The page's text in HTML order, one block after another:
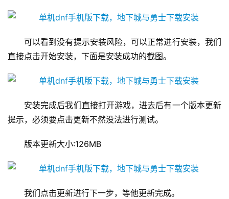
可以看到没有提示安装风险，可以正常进行安装，我们
直接点击开始安装，下面是安装成功的截图。
安装完成后我们直接打开游戏，进去后有一个版本更新
提示，必须要点击更新不然没法进行测试。
版本更新大小:126MB
我们点击更新进行下一步，等他更新完成。